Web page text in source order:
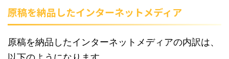
原稿を納品したインターネットメディア
原稿を納品したインターネットメディアの内訳は、